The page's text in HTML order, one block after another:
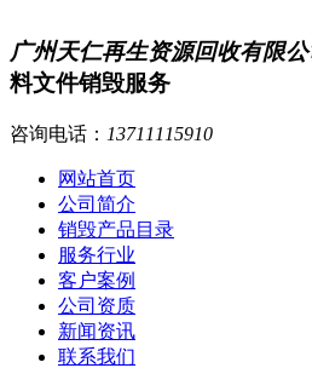
广州天仁再生资源回收有限
料文件销毁服务
咨询电话： 13711115910
网站首页
公司简介
销毁产品目录
服务行业
客户案例
公司资质
新闻资讯
联系我们